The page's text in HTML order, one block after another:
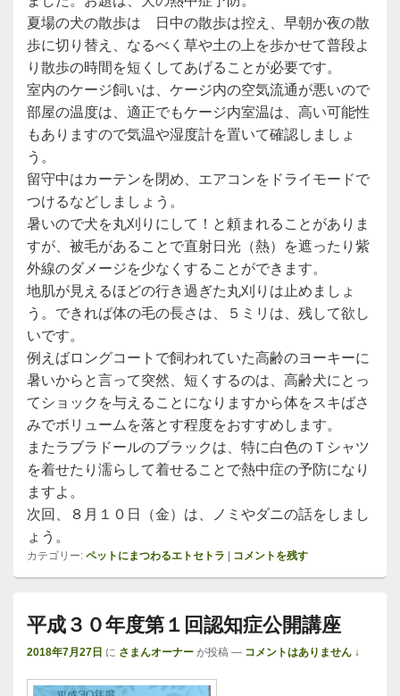
夏場の犬の散歩は 日中の散歩は控え、早朝か夜の散
歩に切り替え、なるべく草や土の上を歩かせて普段よ
り散歩の時間を短くしてあげることが必要です。
室内のケージ飼いは、ケージ内の空気流通が悪いので
部屋の温度は、適正でもケージ内室温は、高い可能性
もありますので気温や湿度計を置いて確認しましょ
う。
留守中はカーテンを閉め、エアコンをドライモードで
つけるなどしましょう。
暑いので犬を丸刈りにして！と頼まれることがありま
すが、被毛があることで直射日光（熱）を遮ったり紫
外線のダメージを少なくすることができます。
地肌が見えるほどの行き過ぎた丸刈りは止めましょ
う。できれば体の毛の長さは、５ミリは、残して欲し
いです。
例えばロングコートで飼われていた高齢のヨーキーに
暑いからと言って突然、短くするのは、高齢犬にとっ
てショックを与えることになりますから体をスキばさ
みでボリュームを落とす程度をおすすめします。
またラブラドールのブラックは、特に白色のＴシャツ
を着せたり濡らして着せることで熱中症の予防になり
ますよ。
次回、８月１０日（金）は、ノミやダニの話をしまし
ょう。
カテゴリー: ペットにまつわるエトセトラ コメントを残す
平成３０年度第１回認知症公開講座
2018年7月27日 に さまんオーナー が投稿 — コメントはありません ↓